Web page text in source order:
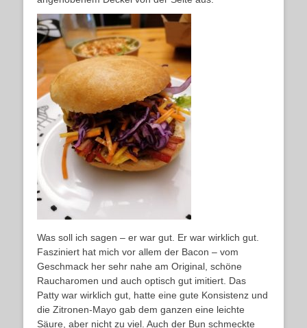
Was soll ich sagen – er war gut. Er war wirklich gut.
Fasziniert hat mich vor allem der Bacon – vom
Geschmack her sehr nahe am Original, schöne
Raucharomen und auch optisch gut imitiert. Das
Patty war wirklich gut, hatte eine gute Konsistenz und
die Zitronen-Mayo gab dem ganzen eine leichte
Säure, aber nicht zu viel. Auch der Bun schmeckte